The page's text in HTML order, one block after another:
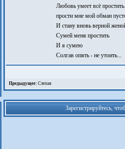
Любовь умеет всё
прости мне мой обман
И стану вновь верной
Сумей меня простить
И я сумею
Солгав опять - не утоить...
Предыдущее: Слепая
Зарегистрируйтесь,